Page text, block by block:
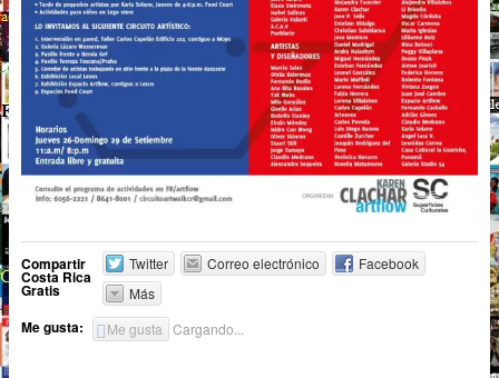
Compartir
Costa Rica
Gratis
Twitter Correo electrónico
Facebook
Más
Me gusta: Me gusta Cargando...